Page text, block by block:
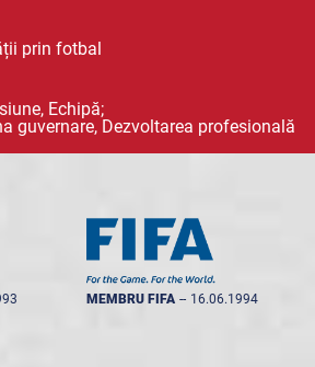
prin fotbal
Echipă;
guvernare, Dezvoltarea profesională
MEMBRU FIFA -- 16.06.1994